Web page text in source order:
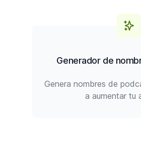
Generador de
Genera nombres de
a aumentar tu